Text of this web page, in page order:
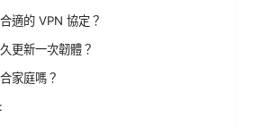
適的 VPN 協定？
更新一次韌體？
家庭嗎？